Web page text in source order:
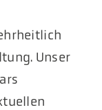
Unser